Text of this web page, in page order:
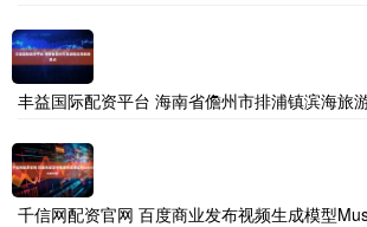
丰益国际配资平台 海南省儋州市排浦镇滨海旅
千信网配资官网 百度商业发布视频生成模型